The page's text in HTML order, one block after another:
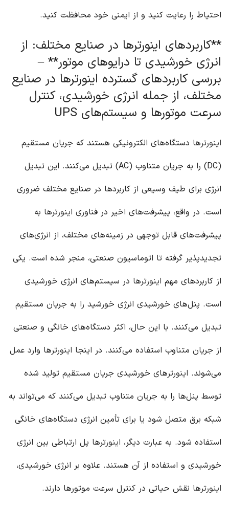
احتیاط را رعایت کنید و از ایمنی خود محافظت کنید.
**کاربردهای اینورترها در صنایع مختلف: از
انرژی خورشیدی تا درایوهای موتور** –
بررسی کاربردهای گسترده اینورترها در صنایع
مختلف، از جمله انرژی خورشیدی، کنترل
سرعت موتورها و سیستم‌های UPS
اینورترها دستگاه‌های الکترونیکی هستند که جریان مستقیم
(DC) را به جریان متناوب (AC) تبدیل می‌کنند. این تبدیل
انرژی برای طیف وسیعی از کاربردها در صنایع مختلف ضروری
است. در واقع، پیشرفت‌های اخیر در فناوری اینورترها به
پیشرفت‌های قابل توجهی در زمینه‌های مختلف، از انرژی‌های
تجدیدپذیر گرفته تا اتوماسیون صنعتی، منجر شده است. یکی
از کاربردهای مهم اینورترها در سیستم‌های انرژی خورشیدی
است. پنل‌های خورشیدی انرژی خورشید را به جریان مستقیم
تبدیل می‌کنند. با این حال، اکثر دستگاه‌های خانگی و صنعتی
از جریان متناوب استفاده می‌کنند. در اینجا اینورترها وارد عمل
می‌شوند. اینورترهای خورشیدی جریان مستقیم تولید شده
توسط پنل‌ها را به جریان متناوب تبدیل می‌کنند که می‌تواند به
شبکه برق متصل شود یا برای تأمین انرژی دستگاه‌های خانگی
استفاده شود. به عبارت دیگر، اینورترها پل ارتباطی بین انرژی
خورشیدی و استفاده از آن هستند. علاوه بر انرژی خورشیدی،
اینورترها نقش حیاتی در کنترل سرعت موتورها دارند.